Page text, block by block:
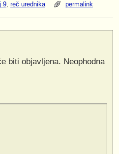
9, reč urednika permalink
biti objavljena. Neophodna